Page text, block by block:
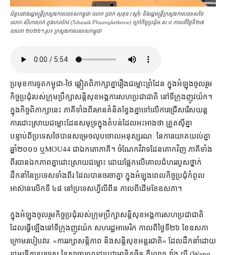
ជំនួបរវាងរដ្ឋមន្ត្រី​ក្រសួងការបរទេស​កម្ពុជា លោក ប្រាក់ សុខុន (ស្ដាំ) និង​រដ្ឋមន្ត្រី​ក្រសួងការបរទេស​ថៃ
លោក សីហាសាក់ ភួងកេតកែវ (Sihasak Phuangketkeow) ក្រៅកិច្ចប្រជុំ​អ.ស.ប កាលពីថ្ងៃទី២៧
ឧសភា ២០២៦។ រូប៖ ក្រសួងការបរទេសកម្ពុជា
ប្រមុខ​ការទូត​កម្ពុជា​-​ថៃ ឆ្លៀត​ពិភាក្សា​គ្នា​រឿង​ជម្លោះព្រំដែន ក្នុង​អំឡុង​ចូលរួម​
កិច្ចប្រជុំ​របស់​ក្រុមប្រឹក្សាសន្តិសុខ​អង្គការសហប្រជាជាតិ នៅ​ទីក្រុង​ញូវយ៉ក​។
ក្នុង​កិច្ចពិភាក្សា​នេះ ភាគី​ទាំងពីរ​មានគំនិត​ខ្វែងគ្នា​ទៅលើ​ការ​ជ្រើសរើស​យន្ត
ការ​ដោះស្រាយ​ជម្លោះដែនសមុទ្រ​ក្នុង​តំបន់​ដែល​អះអាង​ថា ត្រួតស៊ីគ្នា
បន្ទាប់ពី​ប្រទេស​ថៃ​បានសម្រេច​លុបចោល​អនុស្សរណៈ នៃ​ការយោគយល់​គ្នា​
ឆ្នាំ​២០០១ ឬ​MOU44 ជា​ឯកតោភាគី​។ ចំណែក​វិវាទ​ដែន​គោក​វិញ ភាគី​ទាំង​
ពីរ​បាន​ឯកភាព​គ្នា​ដោះស្រាយ​ជម្លោះ ដោយ​ផ្អែកលើ​គោលជំហរ​របួស​ថ្នាក់
ដឹកនាំ​នៃ​ប្រទេស​ទាំងពីរ ដែល​បាន​ចរចា​គ្នា ក្នុង​អំឡុង​ពេល​កិច្ចប្រជុំ​កំពូល​
អាស៊ាន​លើក​ទី ៤៨ នៅ​ប្រទេស​ហ្វីលីពីន កាលពីដើម​ខែឧសភា។
ក្នុង​អំឡុង​ចូលរួម​កិច្ចប្រជុំ​របស់​ក្រុមប្រឹក្សាសន្តិសុខ​អង្គការសហប្រជាជាតិ
ដែល​ធ្វើឡើង​នៅ​ទីក្រុង​ញូវយ៉ក សហរដ្ឋអាមេរិក កាលពី​ថ្ងៃទី​២៦ ខែឧសភា
ក្រោម​របៀបវារៈ «​ការ​រក្សា​សន្តិភាព និង​សន្តិសុខ​អន្តរជាតិ​» ដែល​ដឹកនាំ​ដោយ​